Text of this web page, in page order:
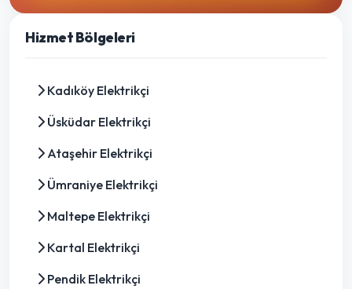
Hizmet Bölgeleri
Kadıköy Elektrikçi
Üsküdar Elektrikçi
Ataşehir Elektrikçi
Ümraniye Elektrikçi
Maltepe Elektrikçi
Kartal Elektrikçi
Pendik Elektrikçi